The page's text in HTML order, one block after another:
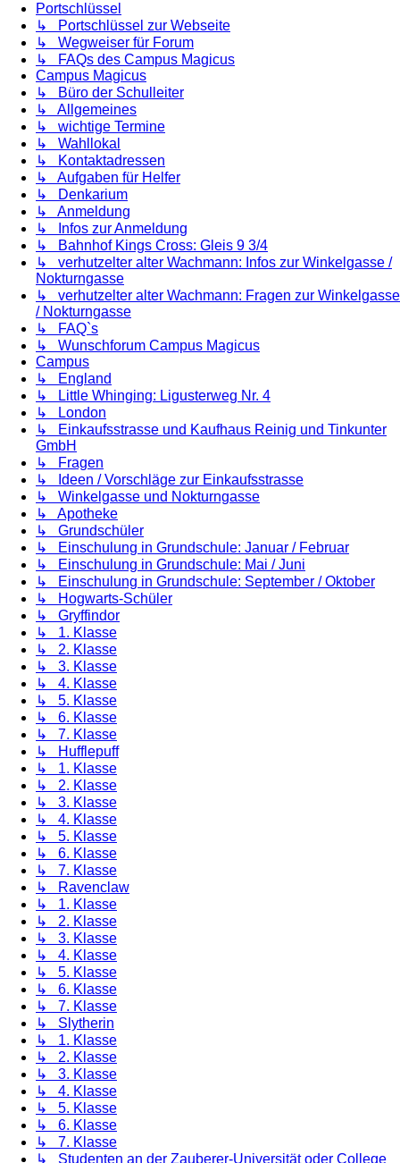
Portschlüssel
↳ Portschlüssel zur Webseite
↳ Wegweiser für Forum
↳ FAQs des Campus Magicus
Campus Magicus
↳ Büro der Schulleiter
↳ Allgemeines
↳ wichtige Termine
↳ Wahllokal
↳ Kontaktadressen
↳ Aufgaben für Helfer
↳ Denkarium
↳ Anmeldung
↳ Infos zur Anmeldung
↳ Bahnhof Kings Cross: Gleis 9 3/4
↳ verhutzelter alter Wachmann: Infos zur Winkelgasse /
Nokturngasse
↳ verhutzelter alter Wachmann: Fragen zur Winkelgasse
/ Nokturngasse
↳ FAQ`s
↳ Wunschforum Campus Magicus
Campus
↳ England
↳ Little Whinging: Ligusterweg Nr. 4
↳ London
↳ Einkaufsstrasse und Kaufhaus Reinig und Tinkunter
GmbH
↳ Fragen
↳ Ideen / Vorschläge zur Einkaufsstrasse
↳ Winkelgasse und Nokturngasse
↳ Apotheke
↳ Grundschüler
↳ Einschulung in Grundschule: Januar / Februar
↳ Einschulung in Grundschule: Mai / Juni
↳ Einschulung in Grundschule: September / Oktober
↳ Hogwarts-Schüler
↳ Gryffindor
↳ 1. Klasse
↳ 2. Klasse
↳ 3. Klasse
↳ 4. Klasse
↳ 5. Klasse
↳ 6. Klasse
↳ 7. Klasse
↳ Hufflepuff
↳ 1. Klasse
↳ 2. Klasse
↳ 3. Klasse
↳ 4. Klasse
↳ 5. Klasse
↳ 6. Klasse
↳ 7. Klasse
↳ Ravenclaw
↳ 1. Klasse
↳ 2. Klasse
↳ 3. Klasse
↳ 4. Klasse
↳ 5. Klasse
↳ 6. Klasse
↳ 7. Klasse
↳ Slytherin
↳ 1. Klasse
↳ 2. Klasse
↳ 3. Klasse
↳ 4. Klasse
↳ 5. Klasse
↳ 6. Klasse
↳ 7. Klasse
↳ Studenten an der Zauberer-Universität oder College